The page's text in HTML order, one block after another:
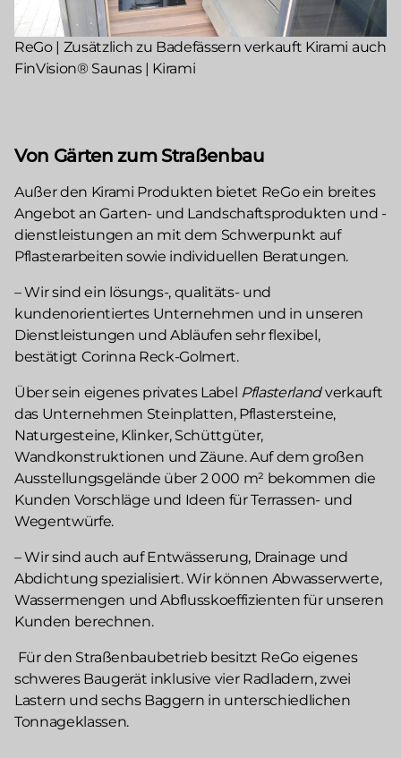
ReGo | Zusätzlich zu Badefässern verkauft Kirami auch
FinVision® Saunas | Kirami
Von Gärten zum Straßenbau
Außer den Kirami Produkten bietet ReGo ein breites
Angebot an Garten- und Landschaftsprodukten und -
dienstleistungen an mit dem Schwerpunkt auf
Pflasterarbeiten sowie individuellen Beratungen.
– Wir sind ein lösungs-, qualitäts- und
kundenorientiertes Unternehmen und in unseren
Dienstleistungen und Abläufen sehr flexibel,
bestätigt Corinna Reck-Golmert.
Über sein eigenes privates Label Pflasterlandverkauft
das Unternehmen Steinplatten, Pflastersteine,
Naturgesteine, Klinker, Schüttgüter,
Wandkonstruktionen und Zäune. Auf dem großen
Ausstellungsgelände über 2 000 m² bekommen die
Kunden Vorschläge und Ideen für Terrassen- und
Wegentwürfe.
– Wir sind auch auf Entwässerung, Drainage und
Abdichtung spezialisiert. Wir können Abwasserwerte,
Wassermengen und Abflusskoeffizienten für unseren
Kunden berechnen.
Für den Straßenbaubetrieb besitzt ReGo eigenes
schweres Baugerät inklusive vier Radladern, zwei
Lastern und sechs Baggern in unterschiedlichen
Tonnageklassen.